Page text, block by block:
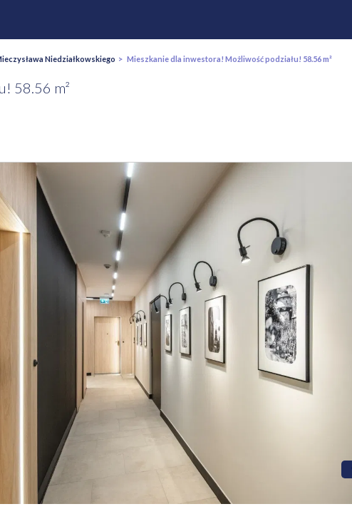
Niedziałkowskiego > Mieszkanie dla inwestora! Możliwość podziału! 58.56 m²
58.56 m²